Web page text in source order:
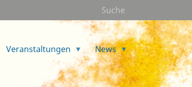
Suche
Veranstaltungen News